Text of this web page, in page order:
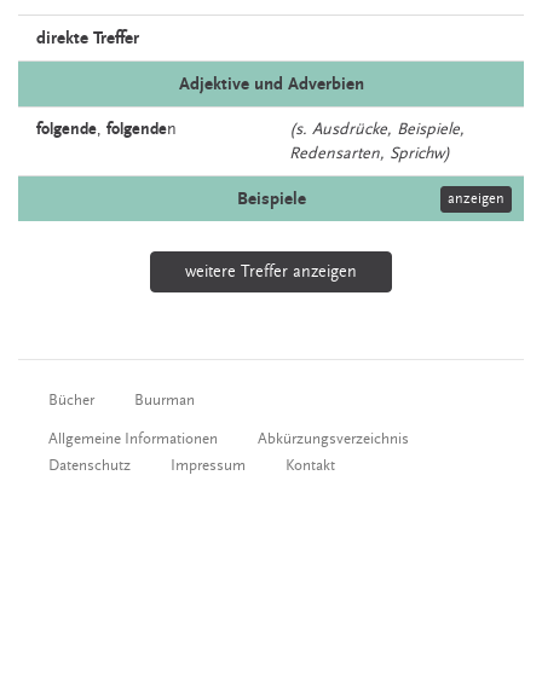
direkte Treffer
Adjektive und Adverbien
folgende, folgenden
(s. Ausdrücke, Beispiele,
Redensarten, Sprichw)
Beispiele anzeigen
weitere Treffer anzeigen
Bücher Buurman
Allgemeine Informationen
Abkürzungsverzeichnis
Datenschutz
Impressum Kontakt